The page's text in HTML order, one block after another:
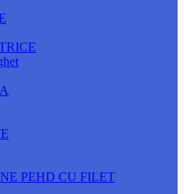
PEHD CU FILET